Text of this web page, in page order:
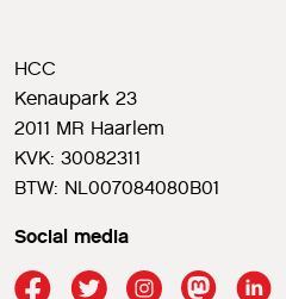
HCC
Kenaupark 23
2011 MR Haarlem
KVK: 30082311
BTW: NL007084080B01
Social media